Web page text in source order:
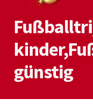
Zur
Navigation
springen
Zum
Inhalt
springen
günstig
Start